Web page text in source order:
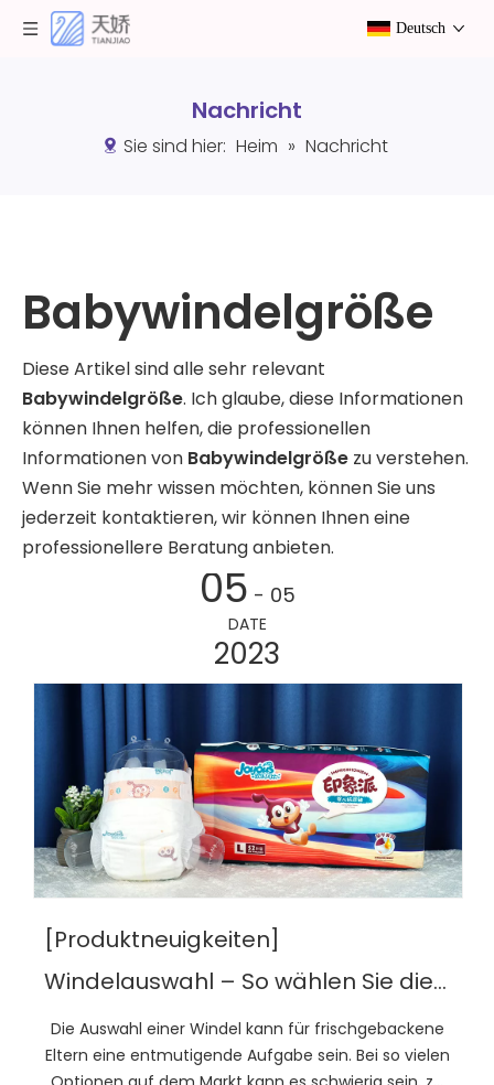
Deutsch
Nachricht
Sie sind hier: Heim » Nachricht
Babywindelgröße
Diese Artikel sind alle sehr relevant
Babywindelgröße. Ich glaube, diese Informationen
können Ihnen helfen, die professionellen
Informationen von Babywindelgröße zu verstehen.
Wenn Sie mehr wissen möchten, können Sie uns
jederzeit kontaktieren, wir können Ihnen eine
professionellere Beratung anbieten.
05 - 05
DATE
2023
[Produktneuigkeiten]
Windelauswahl – So wählen Sie die perfekte Windel für Ihr Baby
Die Auswahl einer Windel kann für frischgebackene
Eltern eine entmutigende Aufgabe sein. Bei so vielen